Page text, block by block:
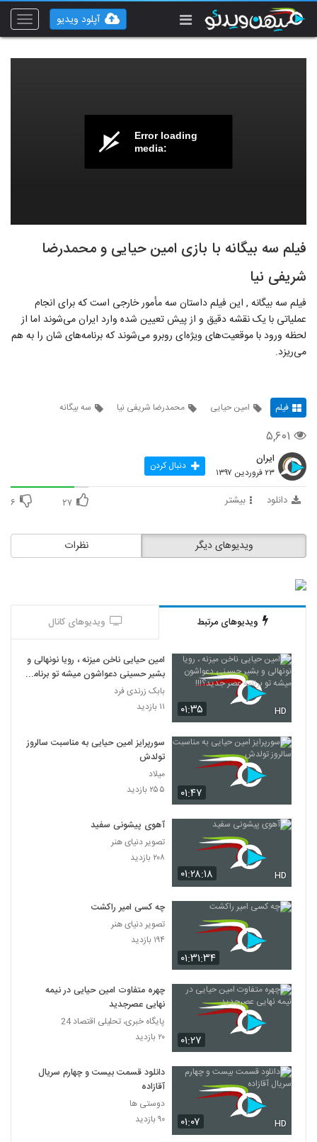
Toggle
آپلود ویدیو
Error loading
media:
فیلم سه بیگانه با بازی امین حیایی و محمدرضا
شریفی نیا
فیلم سه بیگانه , این فیلم داستان سه مأمور خارجی است که برای انجام
عملیاتی با یک نقشه دقیق و از پیش تعیین شده وارد ایران می‌شوند اما از
لحظه ورود با موقعیت‌های ویژه‌ای روبرو می‌شوند که برنامه‌های شان را به هم
می‌ریزد.
فیلم امین حیایی محمدرضا شریفی نیا سه بیگانه
۵,۶۰۱
ایران
۲۳ فروردین ۱۳۹۷ دنبال کردن
دانلود بیشتر ۲۷ ۶
نظرات ویدیوهای دیگر
ویدیوهای مرتبط ویدیوهای کانال
۰۱:۳۵ HD
امین حیایی ناخن میزنه ، رویا نونهالی و
بشیر حسینی دعواشون میشه تو برنامه
عصر جدید؟!!!
بابک زرندی فرد
۱۱ بازدید
۰۱:۴۷
سورپرایز امین حیایی به مناسبت سالروز
تولدش
میلاد
۲۵۵ بازدید
۰۱:۲۸:۱۸ HD
آهوی پیشونی سفید
تصویر دنیای هنر
۲۰۸ بازدید
۰۱:۳۱:۳۴
چه کسی امیر راکشت
تصویر دنیای هنر
۱۹۴ بازدید
۰۱:۲۷
چهره متفاوت امین حیایی در نیمه
نهایی عصرجدید
پایگاه خبری، تحلیلی اقتصاد 24
۲۰ بازدید
۰۱:۰۷ HD
دانلود قسمت بیست و چهارم سریال
آقازاده
دوستی ها
۹۰ بازدید